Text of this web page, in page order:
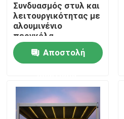
Σπίτι
Περίπου εμείς
Συνδυασμός στυλ και
λειτουργικότητας με
αλουμινένιο
περγκόλα
Αποστολή